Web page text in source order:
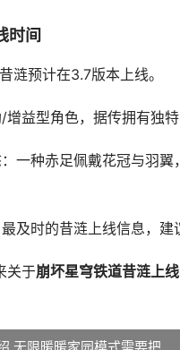
时间
涟预计在3.7版本上线。
益型角色，据传拥有独
一种赤足佩戴花冠与羽
及时的昔涟上线信息，建
关于崩坏星穹铁道昔涟上